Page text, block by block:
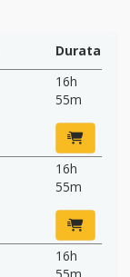
Durata
16h
55m
16h
55m
16h